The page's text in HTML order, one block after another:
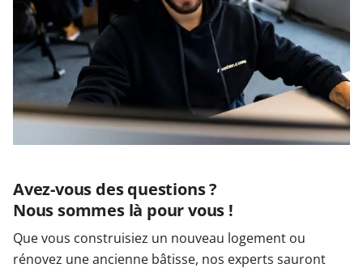
Avez-vous des questions ?
Nous sommes là pour vous !
Que vous construisiez un nouveau logement ou
rénovez une ancienne bâtisse, nos experts sauront